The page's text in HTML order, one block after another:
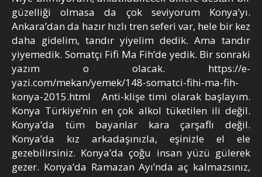
güzelliği olmasa da çok seviyorum Konya’yı.
Ankara’dan da hazır hızlı tren seferi var, hele bir kez
daha gidelim, tandır yiyelim dedik. Ama tandır
yiyemedik. Somatçı Fifi Ma Fih’de yedik. Bir sonraki
yazım o olacak. https://e-
yazi.com/mekan/yemek/148-somatci-fihi-ma-fih-
konya-2015.html Anti-klişe timi olarak başlayım.
Konya Türkiye’nin en çok alkol tüketilen ili değil.
Konya’da tüm bayanlar kara çarşaflı değil.
Konya’da kız arkadaşınızla, eşinizle el ele
gezebilirsiniz. Konya’da çoğu insan yüzü gülerek
gezer. Konya’da Ramazan Ayı’nda aç kalmazsınız,